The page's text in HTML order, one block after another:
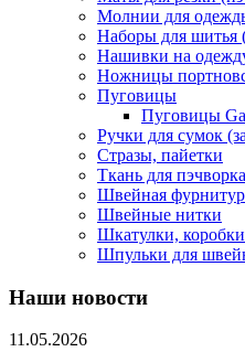
Молнии для
Наборы для шитья
Нашивки на
Ножницы
Пуговицы
Пуговицы
Ручки для сумок
Стразы, пайетки
Ткань для
Швейная
Швейные нитки
Шкатулки,
Шпульки для
Наши новости
11.05.2026